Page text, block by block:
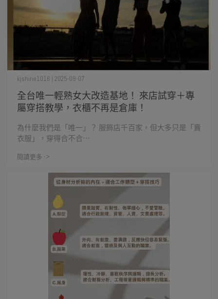
全台唯一輕熟女大改造基地！ 來店試穿＋專
屬穿搭教學，衣櫃不再是倉庫！
kjshine1016 | 2025-09-07
為什麼我們是「唯一」？ 服飾店千百家，但大多只是「賣
衣服」，穿得合不合⋯
閱讀更多 ->